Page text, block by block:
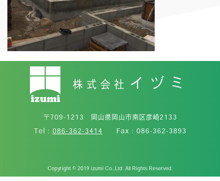
Copyright © 2019 izumi Co.,Ltd. All Rights Reserved.
株式会社 イヅミ
〒709-1213 岡山県岡山市南区彦崎2133
Tel : 086-362-3414 Fax : 086-362-3893